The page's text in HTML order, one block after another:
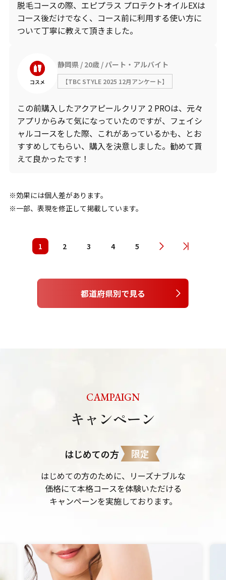
脱毛コースの際、エピプラス プロテクトオイルEXは
コース後だけでなく、コース前に利用する使い方に
ついて丁寧に教えて頂きました。
コスメ
静岡県 20歳 パート・アルバイト
【TBC STYLE 2025 12月アンケート】
この前購入したアクアピールクリア 2 PROは、元々
アプリからみて気になっていたのですが、フェイシ
ャルコースをした際、これがあっているかも、とお
すすめしてもらい、購入を決意しました。勧めて貰
えて良かったです！
効果には個人差があります。
一部、表現を修正して掲載しています。
1 2 3 4 5
都道府県別で見る
CAMPAIGN
キャンペーン
はじめての方 限定
はじめての方のために、リーズナブルな
価格にて本格コースを体験いただける
キャンペーンを実施しております。